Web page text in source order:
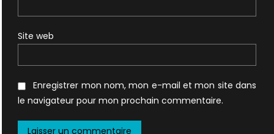
Site web
Enregistrer mon nom, mon e-mail et mon site dans
le navigateur pour mon prochain commentaire.